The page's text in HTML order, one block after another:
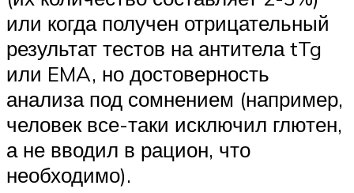
или когда получен отрицательный
результат тестов на антитела tTg
или EMA, но достоверность
анализа под сомнением (например,
человек все-таки исключил глютен,
а не вводил в рацион, что
необходимо).